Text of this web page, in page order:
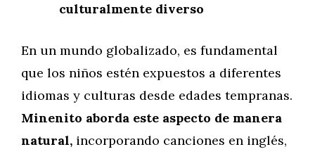
culturalmente diverso
En un mundo globalizado, es fundamental
que los niños estén expuestos a diferentes
idiomas y culturas desde edades tempranas.
Minenito aborda este aspecto de manera
natural, incorporando canciones en inglés,